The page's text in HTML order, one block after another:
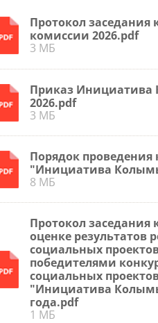
Протокол заседания
комиссии 2026.pdf
3 МБ
Приказ
2026.pdf
3 МБ
Порядок проведения
"Инициатива
8 МБ
Протокол заседания
оценке результатов
социальных
победителями
социальных
"Инициатива
года.pdf
1 МБ